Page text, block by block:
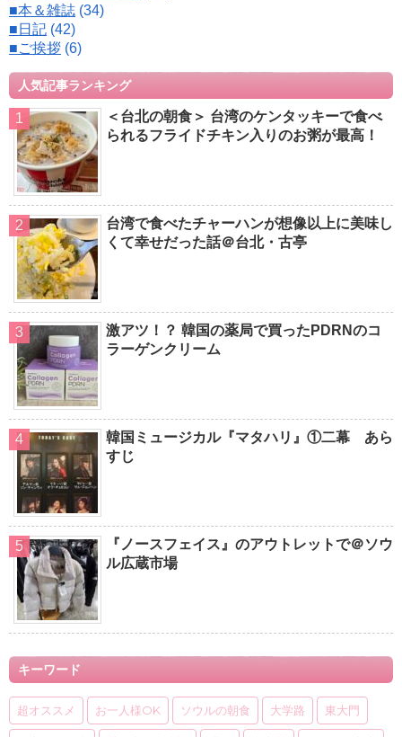
■本＆雑誌 (34)
■日記 (42)
■ご挨拶 (6)
人気記事ランキング
＜台北の朝食＞ 台湾のケンタッキーで食べ
られるフライドチキン入りのお粥が最高！
台湾で食べたチャーハンが想像以上に美味し
くて幸せだった話＠台北・古亭
激アツ！？ 韓国の薬局で買ったPDRNのコ
ラーゲンクリーム
韓国ミュージカル『マタハリ』①二幕 あら
すじ
『ノースフェイス』のアウトレットで＠ソウ
ル広蔵市場
キーワード
超オススメ お一人様OK ソウルの朝食 大学路 東大門